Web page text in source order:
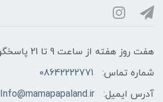
هفت روز هفته از ساعت 9 تا 21 پاسخگوی شما هستیم
شماره تماس:
08642222771
آدرس ایمیل:
Info@mamapapaland.ir